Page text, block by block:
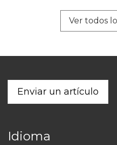
Ver todos
Enviar un artículo
Idioma